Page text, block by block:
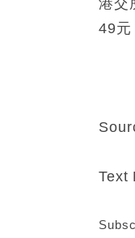
49元
Text